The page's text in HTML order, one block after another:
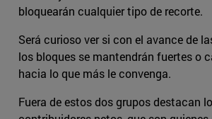
bloquearán cualquier tipo de recorte.
Será curioso ver si con el avance de
los bloques se mantendrán fuertes o
hacia lo que más le convenga.
Fuera de estos dos grupos destacan